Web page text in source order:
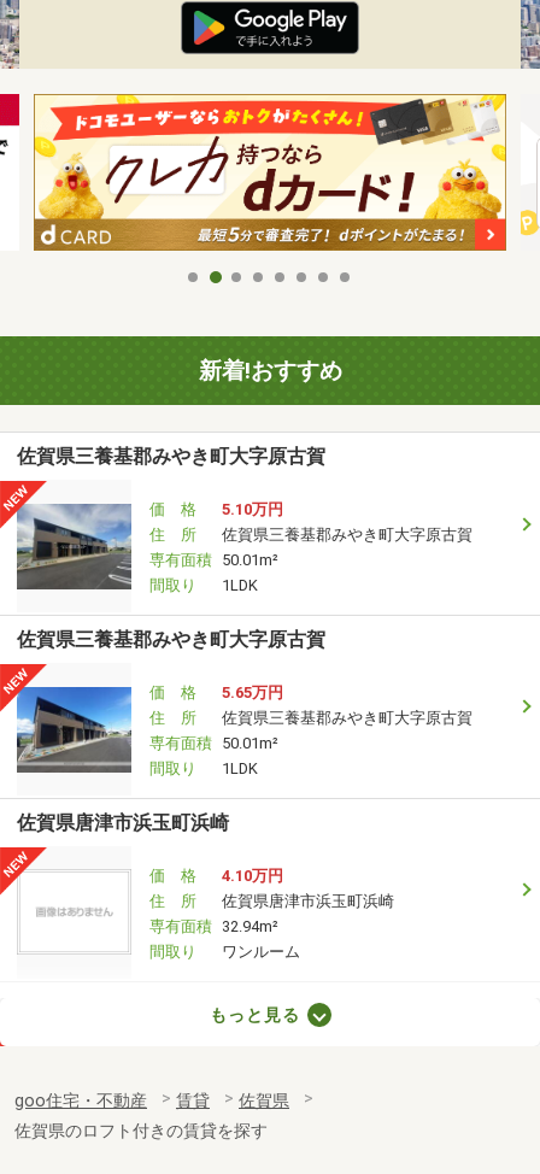
新着!おすすめ
佐賀県三養基郡みやき町大字原古賀
価 格
5.10万円
住 所
佐賀県三養基郡みやき町大字原古賀
専有面積 50.01m²
間取り
1LDK
佐賀県三養基郡みやき町大字原古賀
価 格
5.65万円
住 所
佐賀県三養基郡みやき町大字原古賀
専有面積 50.01m²
間取り
1LDK
佐賀県唐津市浜玉町浜崎
価 格
4.10万円
住 所
佐賀県唐津市浜玉町浜崎
専有面積 32.94m²
間取り
ワンルーム
佐賀県伊万里市二里町八谷搦
専有面積
57m²
間取り
2LDK
もっと見る
goo住宅・不動産 賃貸
佐賀県
佐賀県のロフト付きの賃貸を探す